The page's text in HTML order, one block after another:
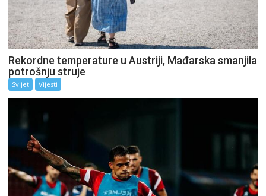
Rekordne temperature u Austriji, Mađarska smanjila
potrošnju struje
Svijet Vijesti